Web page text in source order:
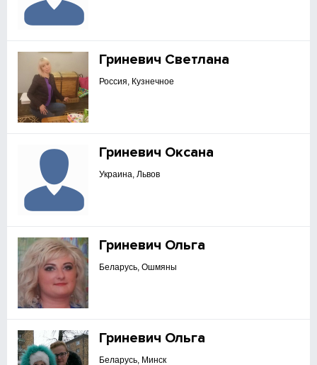
Гриневич Светлана
Россия, Кузнечное
Гриневич Оксана
Украина, Львов
Гриневич Ольга
Беларусь, Ошмяны
Гриневич Ольга
Беларусь, Минск